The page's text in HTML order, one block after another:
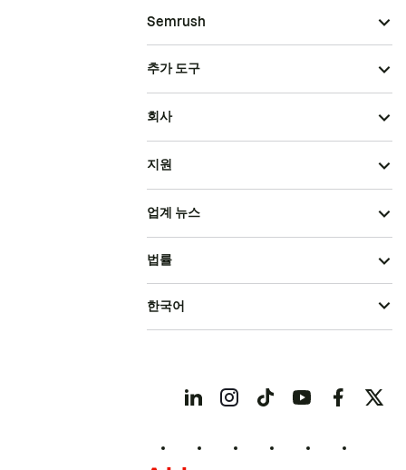
Semrush
추가 도구
회사
지원
업계 뉴스
법률
한국어